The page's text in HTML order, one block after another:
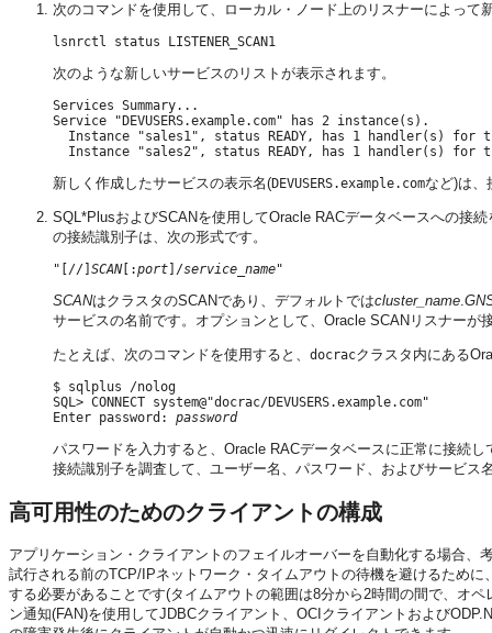
次のコマンドを使用して、ローカル・ノード上のリスナーによって
次のような新しいサービスのリストが表示されます。
Services Summary...
Service "DEVUSERS.example.com" has 2 instance(s).
Instance "sales1", status READY, has 1 handler(s) for
新しく作成したサービスの表示名(DEVUSERS.example.comなど)は、
SQL*PlusおよびSCANを使用してOracle RACデータベースへの接
の接続識別子は、次の形式です。
"[//] SCAN[:port ]/service_name
SCANはクラスタのSCANであり、デフォルトではcluster_name.
サービスの名前です。オプションとして、Oracle SCANリスナー
たとえば、次のコマンドを使用すると、 docracクラスタ内にある
$ sqlplus /nolog
SQL> CONNECT system@"docrac/DEVUSERS.example.com"
Enter password: password
パスワードを入力すると、Oracle RACデータベースに正常に接続
接続識別子を調査して、ユーザー名、パスワード、およびサービ
高可用性のためのクライアントの構成
アプリケーション・クライアントのフェイルオーバーを自動化する場合
試行される前のTCP/IPネットワーク・タイムアウトの待機を避けるため
する必要があることです(タイムアウトの範囲は8分から2時間の間で、オ
ン通知(FAN)を使用してJDBCクライアント、OCIクライアントおよび